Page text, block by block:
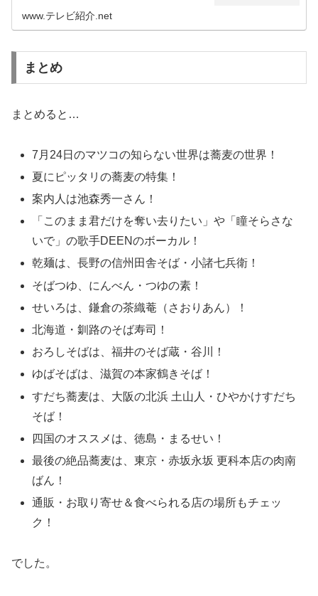
る最強においしい乾...
www.テレビ紹介.net
まとめ
まとめると…
7月24日のマツコの知らない世界は蕎麦の世界！
夏にピッタリの蕎麦の特集！
案内人は池森秀一さん！
「このまま君だけを奪い去りたい」や「瞳そらさな
いで」の歌手DEENのボーカル！
乾麺は、長野の信州田舎そば・小諸七兵衛！
そばつゆ、にんべん・つゆの素！
せいろは、鎌倉の茶織菴（さおりあん）！
北海道・釧路のそば寿司！
おろしそばは、福井のそば蔵・谷川！
ゆばそばは、滋賀の本家鶴きそば！
すだち蕎麦は、大阪の北浜 土山人・ひやかけすだち
そば！
四国のオススメは、徳島・まるせい！
最後の絶品蕎麦は、東京・赤坂永坂 更科本店の肉南
ばん！
通販・お取り寄せ＆食べられる店の場所もチェッ
ク！
でした。